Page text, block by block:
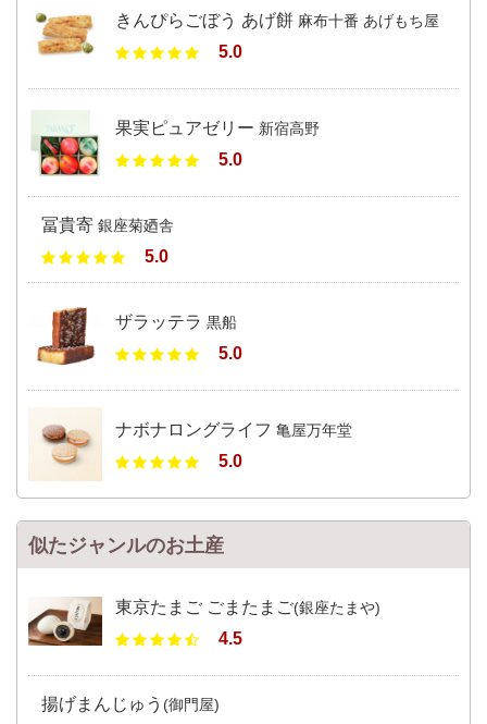
きんぴらごぼう あげ餅 麻布十番 あげもち屋
5.0
果実ピュアゼリー 新宿高野
5.0
冨貴寄 銀座菊廼舎
5.0
ザラッテラ 黒船
5.0
ナボナロングライフ 亀屋万年堂
5.0
似たジャンルのお土産
東京たまご ごまたまご(銀座たまや)
4.5
揚げまんじゅう (御門屋)